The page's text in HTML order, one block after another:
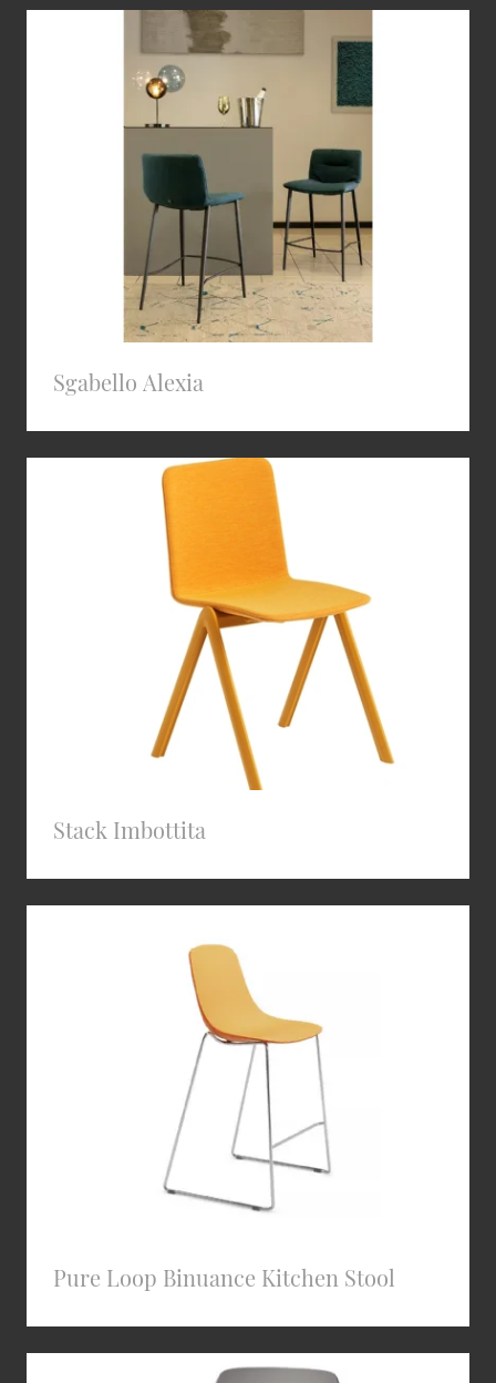
Sgabello Alexia
Stack Imbottita
Pure Loop Binuance Kitchen Stool